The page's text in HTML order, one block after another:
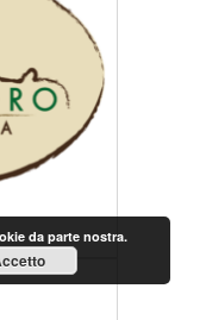
da parte nostra.